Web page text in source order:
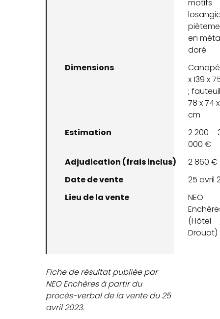
motifs
en
doré
Dimensions
x 139 x
;
78 x 74
cm
Estimation
2 200 –
000 €
Adjudication (frais inclus)
2 860 €
Date de vente
25 avril
Lieu de la vente
NEO
(Hôtel
Drouot)
Fiche de résultat publiée par
NEO Enchères à partir du
procès-verbal de la vente du 25
avril 2023.